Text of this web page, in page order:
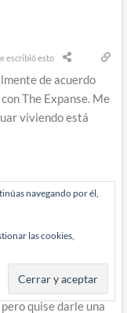
escribió esto
de acuerdo
The Expanse. Me
viviendo está
me animé a verla
quise darle una
navegando por él,
las cookies,